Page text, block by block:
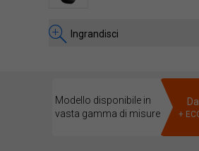
Ingrandisci
Modello disponibile in
vasta gamma di misure
Da
+